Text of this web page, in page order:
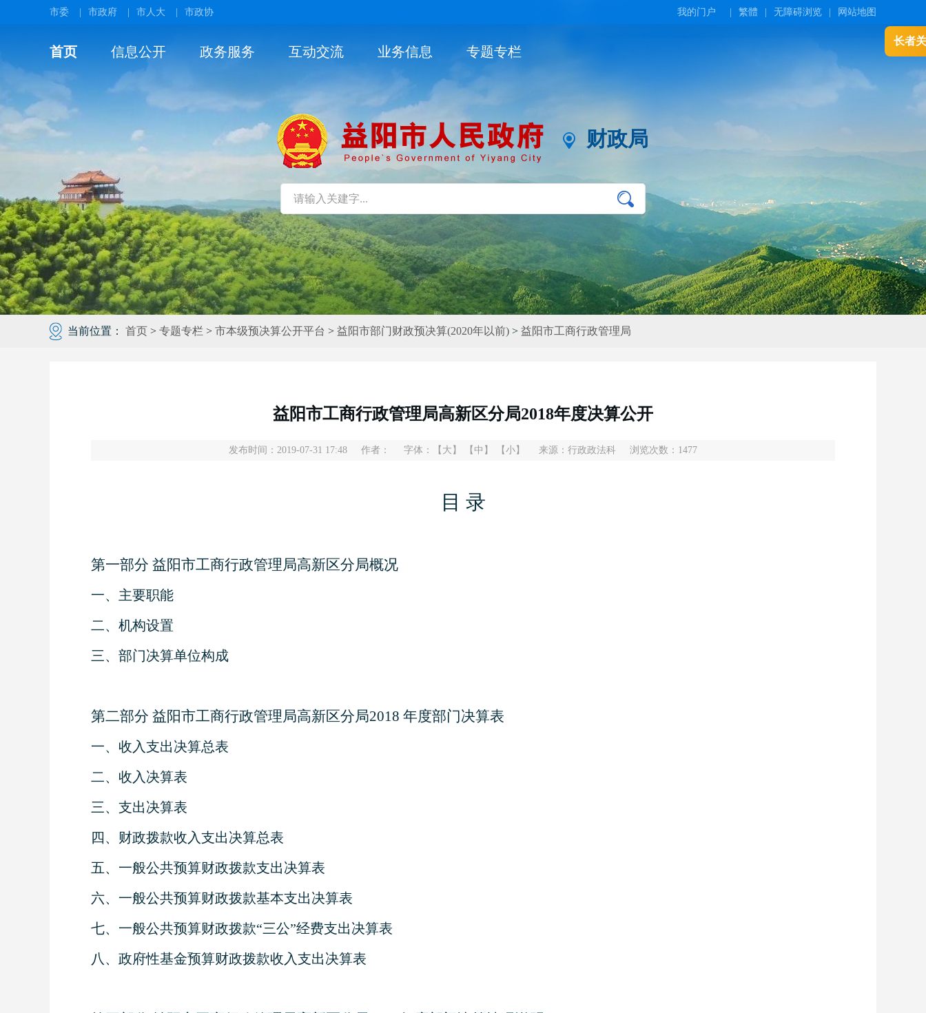
市委 市政府 市人大 市政协 我的门户 繁體 无障碍浏览 网站地图
长者
首页 信息公开 政务服务 互动交流 业务信息 专题专栏
财政局
当前位置： 首页 > 专题专栏 > 市本级预决算公开平台 > 益阳市部门财政预决算(2020年以前) > 益阳市工商行政管理局
益阳市工商行政管理局高新区分局2018年度决算公开
发布时间：2019-07-31 17:48 作者： 字体： 【大】 【中】 【小】 来源：行政政法科 浏览次数： 1477
目 录
第一部分 益阳市工商行政管理局高新区分局概况
一、主要职能
二、机构设置
三、部门决算单位构成
第二部分 益阳市工商行政管理局高新区分局2018 年度部门决算表
一、收入支出决算总表
二、收入决算表
三、支出决算表
四、财政拨款收入支出决算总表
五、一般公共预算财政拨款支出决算表
六、一般公共预算财政拨款基本支出决算表
七、一般公共预算财政拨款“三公”经费支出决算表
八、政府性基金预算财政拨款收入支出决算表